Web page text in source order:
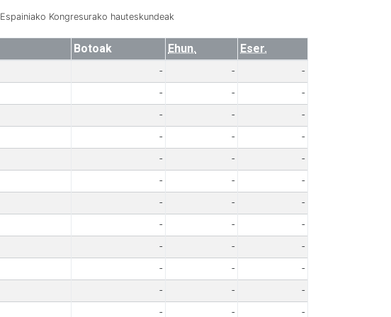
Espainiako Kongresurako hauteskundeak
Botoak Ehun.
Eser.
- -
-
- -
-
- -
-
- -
-
- -
-
- -
-
- -
-
- -
-
- -
-
- -
-
- -
-
- -
-